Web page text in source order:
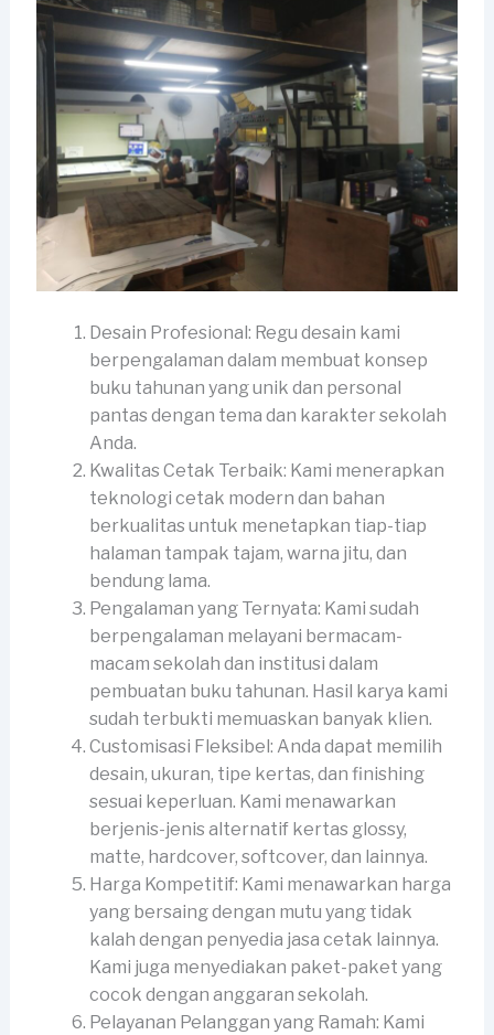
Desain Profesional: Regu desain kami
berpengalaman dalam membuat konsep
buku tahunan yang unik dan personal
pantas dengan tema dan karakter sekolah
Anda.
Kwalitas Cetak Terbaik: Kami menerapkan
teknologi cetak modern dan bahan
berkualitas untuk menetapkan tiap-tiap
halaman tampak tajam, warna jitu, dan
bendung lama.
Pengalaman yang Ternyata: Kami sudah
berpengalaman melayani bermacam-
macam sekolah dan institusi dalam
pembuatan buku tahunan. Hasil karya kami
sudah terbukti memuaskan banyak klien.
Customisasi Fleksibel: Anda dapat memilih
desain, ukuran, tipe kertas, dan finishing
sesuai keperluan. Kami menawarkan
berjenis-jenis alternatif kertas glossy,
matte, hardcover, softcover, dan lainnya.
Harga Kompetitif: Kami menawarkan harga
yang bersaing dengan mutu yang tidak
kalah dengan penyedia jasa cetak lainnya.
Kami juga menyediakan paket-paket yang
cocok dengan anggaran sekolah.
Pelayanan Pelanggan yang Ramah: Kami